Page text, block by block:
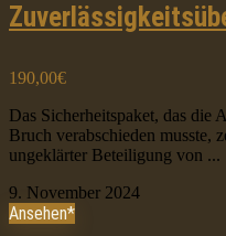
190,00€
Das Sicherheitspaket, das die
Bruch verabschieden musste,
ungeklärter Beteiligung von ...
9. November 2024
Ansehen*